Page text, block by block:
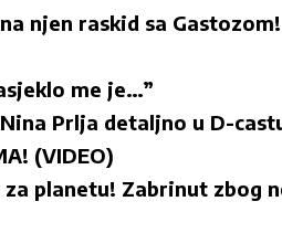
njen raskid sa
me je…”
Nina Prlja detaljno u D-
(VIDEO)
planetu! Zabrinut zbog